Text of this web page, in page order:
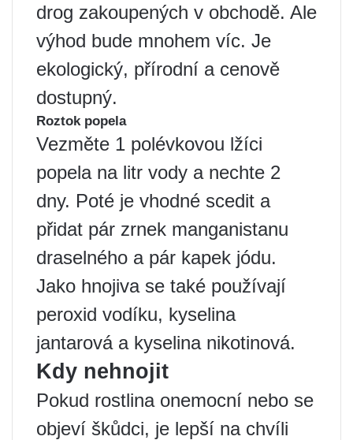
drog zakoupených v obchodě. Ale
výhod bude mnohem víc. Je
ekologický, přírodní a cenově
dostupný.
Roztok popela
Vezměte 1 polévkovou lžíci
popela na litr vody a nechte 2
dny. Poté je vhodné scedit a
přidat pár zrnek manganistanu
draselného a pár kapek jódu.
Jako hnojiva se také používají
peroxid vodíku, kyselina
jantarová a kyselina nikotinová.
Kdy nehnojit
Pokud rostlina onemocní nebo se
objeví škůdci, je lepší na chvíli